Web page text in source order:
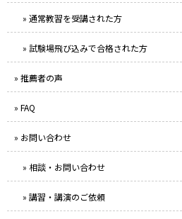
» 通常教習を受講された方
» 試験場飛び込みで合格された方
» 推薦者の声
» FAQ
» お問い合わせ
» 相談・お問い合わせ
» 講習・講演のご依頼